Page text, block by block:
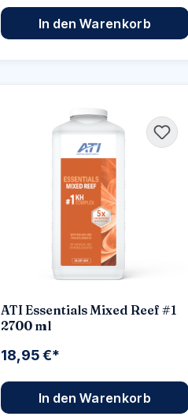
In den Warenkorb
ATI Essentials Mixed Reef #1
2700 ml
18,95 €*
In den Warenkorb